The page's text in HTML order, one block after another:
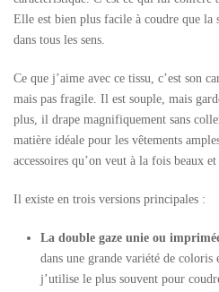
Elle est bien plus facile à coudre que la
dans tous les sens.
Ce que j’aime avec ce tissu, c’est son
mais pas fragile. Il est souple, mais
plus, il drape magnifiquement sans
matière idéale pour les vêtements
accessoires qu’on veut à la fois beaux
Il existe en trois versions principales :
La double gaze unie ou
dans une grande variété de coloris
j’utilise le plus souvent pour